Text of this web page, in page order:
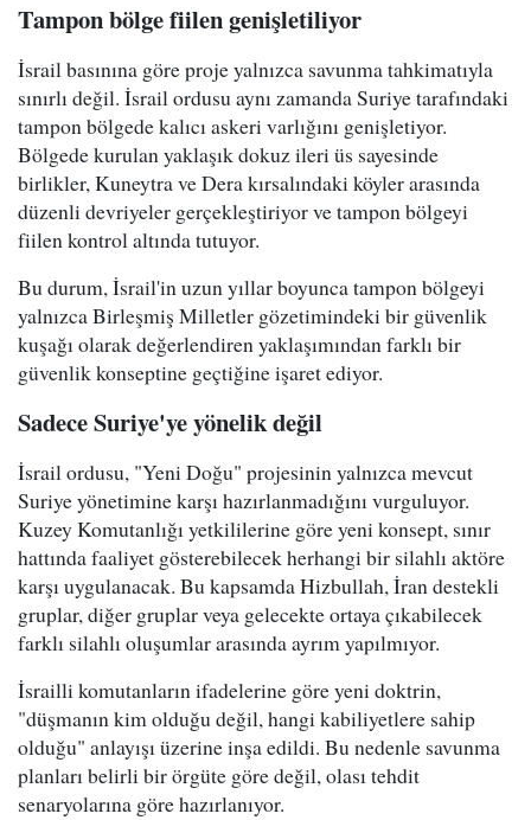
Tampon bölge fiilen genişletiliyor
İsrail basınına göre proje yalnızca savunma tahkimatıyla
sınırlı değil. İsrail ordusu aynı zamanda Suriye tarafındaki
tampon bölgede kalıcı askeri varlığını genişletiyor.
Bölgede kurulan yaklaşık dokuz ileri üs sayesinde
birlikler, Kuneytra ve Dera kırsalındaki köyler arasında
düzenli devriyeler gerçekleştiriyor ve tampon bölgeyi
fiilen kontrol altında tutuyor.
Bu durum, İsrail'in uzun yıllar boyunca tampon bölgeyi
yalnızca Birleşmiş Milletler gözetimindeki bir güvenlik
kuşağı olarak değerlendiren yaklaşımından farklı bir
güvenlik konseptine geçtiğine işaret ediyor.
Sadece Suriye'ye yönelik değil
İsrail ordusu, "Yeni Doğu" projesinin yalnızca mevcut
Suriye yönetimine karşı hazırlanmadığını vurguluyor.
Kuzey Komutanlığı yetkililerine göre yeni konsept, sınır
hattında faaliyet gösterebilecek herhangi bir silahlı aktöre
karşı uygulanacak. Bu kapsamda Hizbullah, İran destekli
gruplar, diğer gruplar veya gelecekte ortaya çıkabilecek
farklı silahlı oluşumlar arasında ayrım yapılmıyor.
İsrailli komutanların ifadelerine göre yeni doktrin,
"düşmanın kim olduğu değil, hangi kabiliyetlere sahip
olduğu" anlayışı üzerine inşa edildi. Bu nedenle savunma
planları belirli bir örgüte göre değil, olası tehdit
senaryolarına göre hazırlanıyor.